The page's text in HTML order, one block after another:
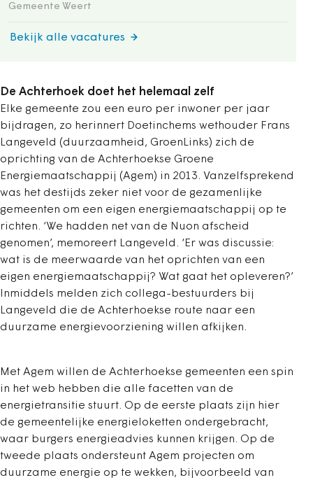
Gemeente Weert
Bekijk alle vacatures
De Achterhoek doet het helemaal zelf
Elke gemeente zou een euro per inwoner per jaar
bijdragen, zo herinnert Doetinchems wethouder Frans
Langeveld (duurzaamheid, GroenLinks) zich de
oprichting van de Achterhoekse Groene
Energiemaatschappij (Agem) in 2013. Vanzelfsprekend
was het destijds zeker niet voor de gezamenlijke
gemeenten om een eigen energiemaatschappij op te
richten. ‘We hadden net van de Nuon afscheid
genomen’, memoreert Langeveld. ‘Er was discussie:
wat is de meerwaarde van het oprichten van een
eigen energiemaatschappij? Wat gaat het opleveren?’
Inmiddels melden zich collega-bestuurders bij
Langeveld die de Achterhoekse route naar een
duurzame energievoorziening willen afkijken.
Met Agem willen de Achterhoekse gemeenten een spin
in het web hebben die alle facetten van de
energietransitie stuurt. Op de eerste plaats zijn hier
de gemeentelijke energieloketten ondergebracht,
waar burgers energieadvies kunnen krijgen. Op de
tweede plaats ondersteunt Agem projecten om
duurzame energie op te wekken, bijvoorbeeld van